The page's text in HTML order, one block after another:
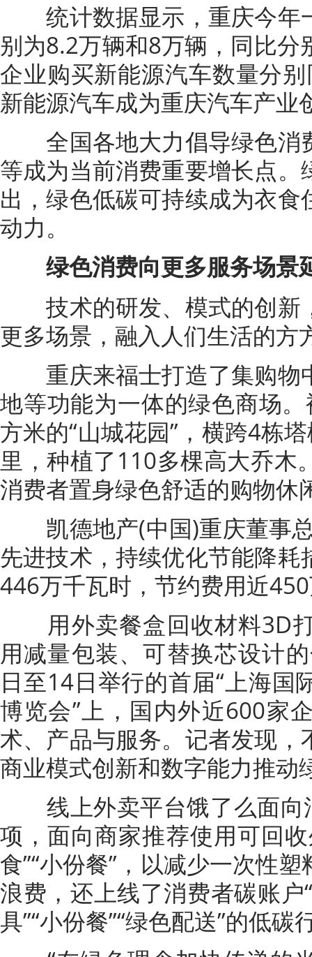
统计数据显示，重庆今年
别为8.2万辆和8万辆，同比分
企业购买新能源汽车数量分
新能源汽车成为重庆汽车产业
全国各地大力倡导绿色消
等成为当前消费重要增长点
出，绿色低碳可持续成为衣
动力。
绿色消费向更多服务场景
技术的研发、模式的创新
更多场景，融入人们生活的方
重庆来福士打造了集购物
地等功能为一体的绿色商场
方米的“山城花园”，横跨4栋
里，种植了110多棵高大乔木
消费者置身绿色舒适的购物休
凯德地产(中国)重庆董事总
先进技术，持续优化节能降
446万千瓦时，节约费用近
用外卖餐盒回收材料3D
用减量包装、可替换芯设计
日至14日举行的首届“上海国
博览会”上，国内外近600家
术、产品与服务。记者发现
商业模式创新和数字能力推动
线上外卖平台饿了么面向
项，面向商家推荐使用可回
食”“小份餐”，以减少一次性
浪费，还上线了消费者碳账户
具”“小份餐”“绿色配送”的低